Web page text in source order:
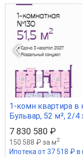
1-комн квартира
Бульвар, 52 м², 2/4
7 830 580 ₽
150 588 ₽ за м2
Ипотека от 37 518 ₽